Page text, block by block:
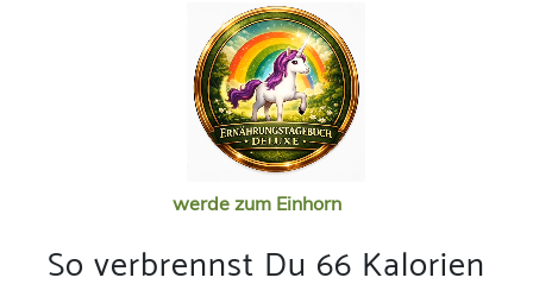
werde zum Einhorn
So verbrennst Du 66 Kalorien